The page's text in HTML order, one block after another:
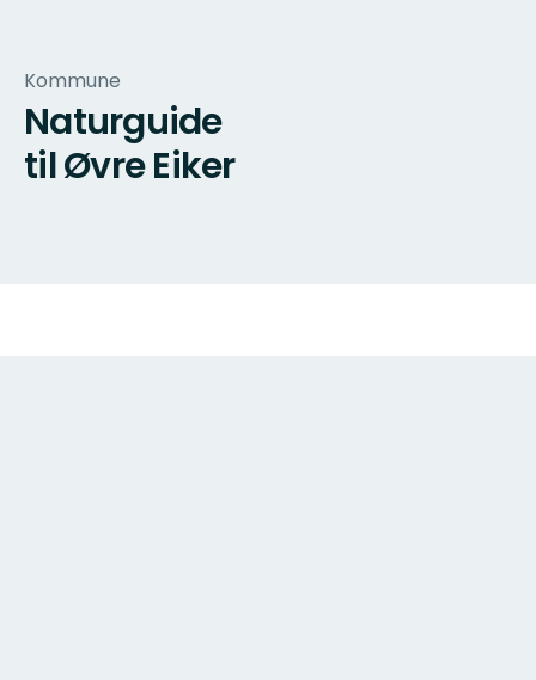
Kommune
Naturguide
til Øvre Eiker